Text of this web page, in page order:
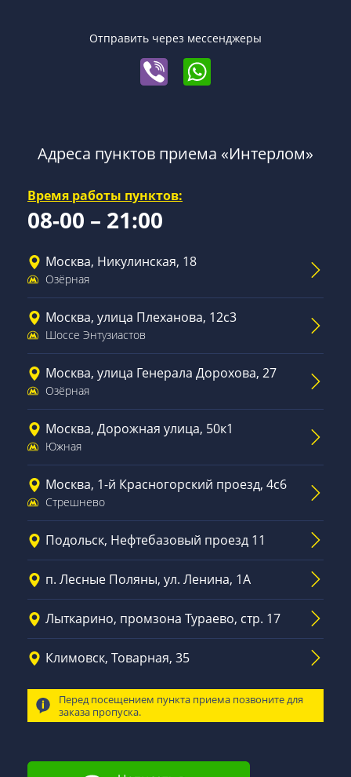
Отправить через мессенджеры
Адреса пунктов приема «Интерлом»
Время работы пунктов:
08-00 – 21:00
Москва, Никулинская, 18
Озёрная
Москва, улица Плеханова, 12с3
Шоссе Энтузиастов
Москва, улица Генерала Дорохова, 27
Озёрная
Москва, Дорожная улица, 50к1
Южная
Москва, 1-й Красногорский проезд, 4с6
Стрешнево
Подольск, Нефтебазовый проезд 11
п. Лесные Поляны, ул. Ленина, 1А
Лыткарино, промзона Тураево, стр. 17
Климовск, Товарная, 35
Перед посещением пункта приема позвоните для
заказа пропуска.